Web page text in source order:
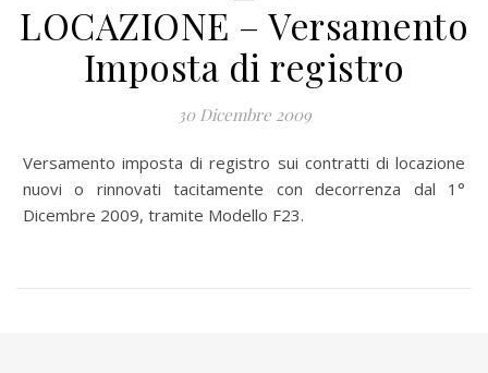
LOCAZIONE – Versamento
Imposta di registro
30 Dicembre 2009
Versamento imposta di registro sui contratti di locazione
nuovi o rinnovati tacitamente con decorrenza dal 1°
Dicembre 2009, tramite Modello F23.